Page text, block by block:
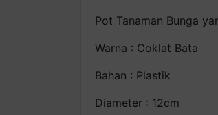
Pot Tanaman Bunga
Warna : Coklat Bata
Bahan : Plastik
Diameter : 12cm